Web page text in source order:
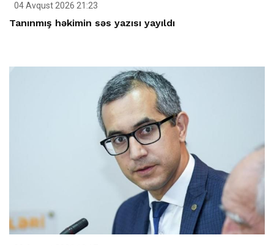
04 Avqust 2026 21:23
Tanınmış həkimin səs yazısı yayıldı